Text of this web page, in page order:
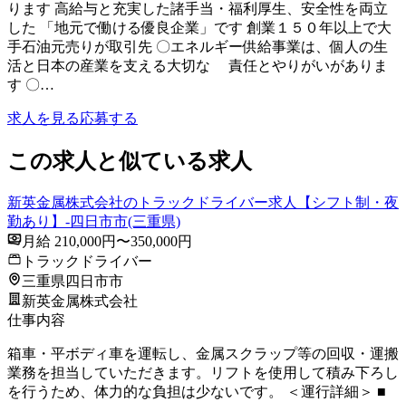
ります 高給与と充実した諸手当・福利厚生、安全性を両立
した 「地元で働ける優良企業」です 創業１５０年以上で大
手石油元売りが取引先 〇エネルギー供給事業は、個人の生
活と日本の産業を支える大切な 責任とやりがいがありま
す 〇…
求人を見る応募する
この求人と似ている求人
新英金属株式会社のトラックドライバー求人【シフト制・夜
勤あり】-四日市市(三重県)
月給 210,000円〜350,000円
トラックドライバー
三重県四日市市
新英金属株式会社
仕事内容
箱車・平ボディ車を運転し、金属スクラップ等の回収・運搬
業務を担当していただきます。リフトを使用して積み下ろし
を行うため、体力的な負担は少ないです。 ＜運行詳細＞ ■